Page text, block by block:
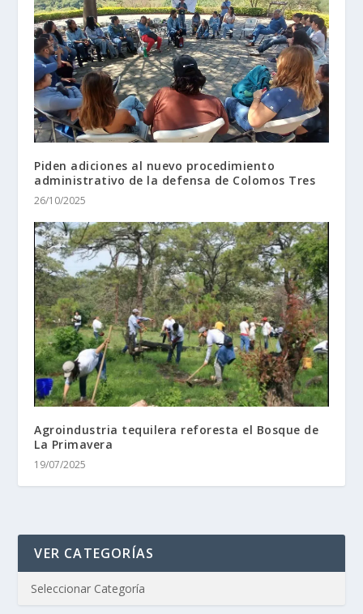
Piden adiciones al nuevo procedimiento
administrativo de la defensa de Colomos Tres
26/10/2025
Agroindustria tequilera reforesta el Bosque de
La Primavera
19/07/2025
VER CATEGORÍAS